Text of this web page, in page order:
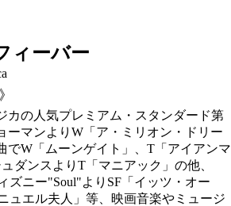
ィーバー
の人気プレミアム・スタンダード第
ーマンよりW「ア・ミリオン・ドリー
でW「ムーンゲイト」、T「アイアンマ
ダンスよりT「マニアック」の他、
ズニー"Soul"よりSF「イッツ・オー
ュエル夫人」等、映画音楽やミュージ